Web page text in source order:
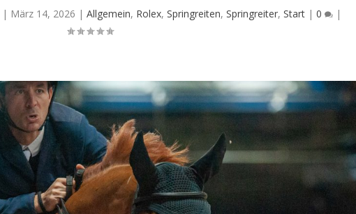
| März 14, 2026 |Allgemein, Rolex,Springreiten,Springreiter,Start |0 |